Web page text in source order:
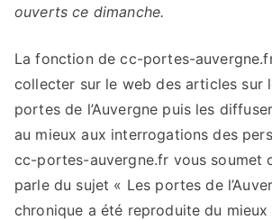
ouverts ce dimanche.
La fonction de cc-portes-
collecter sur le web des articles sur
portes de l’Auvergne puis les
au mieux aux interrogations des
cc-portes-auvergne.fr vous soumet
parle du sujet « Les portes de
chronique a été reproduite du mieux